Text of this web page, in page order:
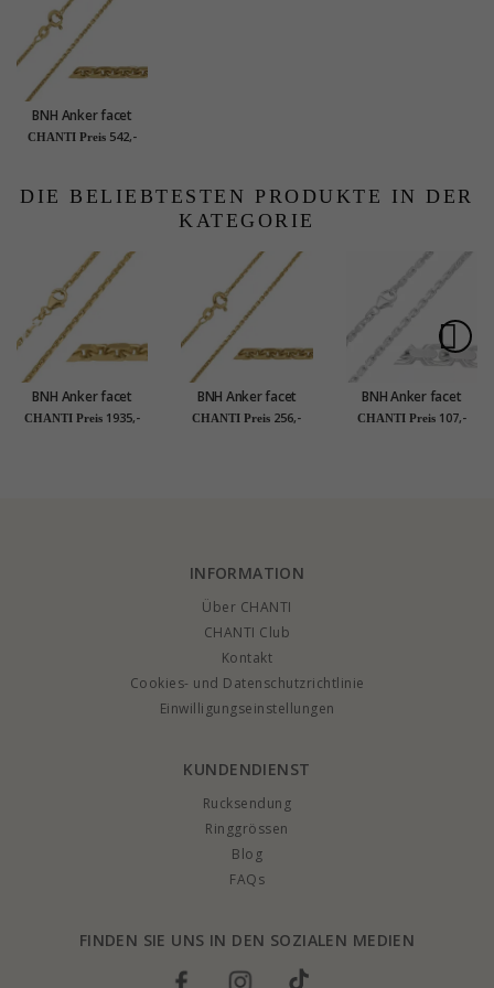
BNH Anker facet
halskette aus 14
CHANTI Preis 542,-
DIE BELIEBTESTEN PRODUKTE IN DER
KATEGORIE
BNH Anker facet
halskette aus 14
CHANTI Preis 1935,-
BNH Anker facet
halskette aus 8 Karat
CHANTI Preis 256,-
BNH Anker facet
halskette aus Silber
CHANTI Preis 107,-
INFORMATION
Über CHANTI
CHANTI Club
Kontakt
Cookies- und Datenschutzrichtlinie
Einwilligungseinstellungen
KUNDENDIENST
Rucksendung
Ringgrössen
Blog
FAQs
FINDEN SIE UNS IN DEN SOZIALEN MEDIEN